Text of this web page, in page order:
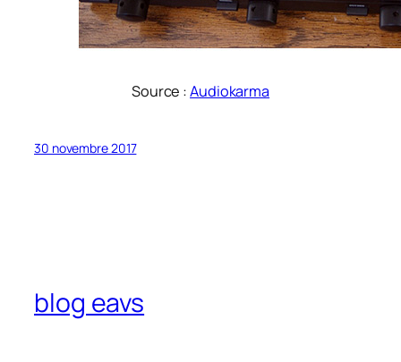
Source :Audiokarma
30 novembre 2017
blog eavs